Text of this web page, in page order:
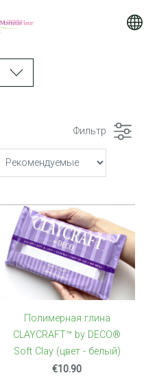
Фильтр
Полимерная глина
CLAYCRAFT™ by DECO®
Soft Clay (цвет - белый)
€10.90